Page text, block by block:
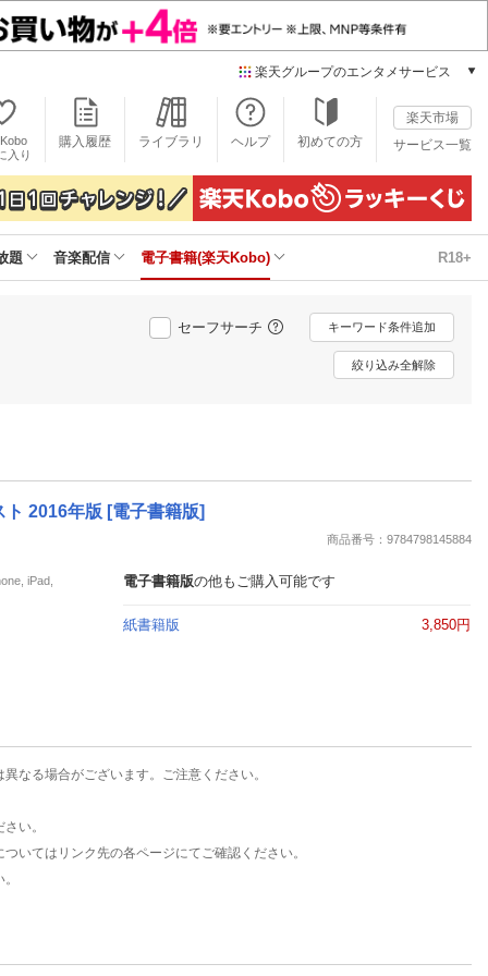
楽天グループのエンタメサービス
本/ゲーム/CD/DVD
楽天ブックス
電子書籍
楽天Kobo
雑誌読み放題
楽天ミュージック
動画配信
楽天TV
動画配信ガイド
推し楽
入り
購入履歴 ライブラリ ヘルプ 初めての方
楽天市場
サービス一覧
題 音楽配信 電子書籍(楽天Kobo) R18+
セーフサーチ キーワード条件追加
絞り込み全解除
2016年版 [電子書籍版]
商品番号：9784798145884
iPad,
電子書籍版の他もご購入可能です
紙書籍版 3,850円
なる場合がございます。ご注意ください。
い。
いてはリンク先の各ページにてご確認ください。